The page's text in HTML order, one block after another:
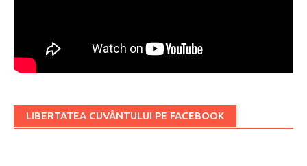
LIBERTATEA CUVÂNTULUI PE FACEBOOK